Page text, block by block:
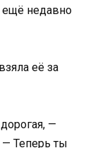
ещё недавно
её за
—
— Теперь ты